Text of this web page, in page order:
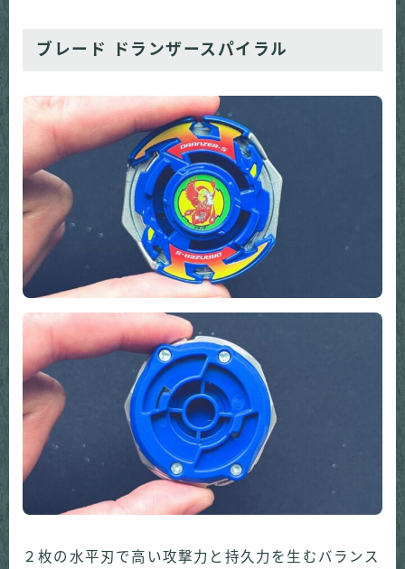
ブレード ドランザースパイラル
２枚の水平刃で高い攻撃力と持久力を生むバランス